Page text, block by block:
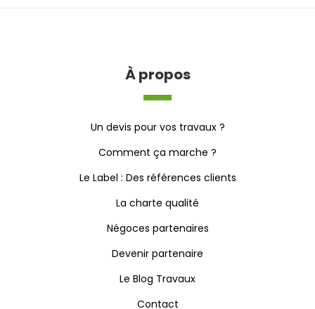
À propos
Un devis pour vos travaux ?
Comment ça marche ?
Le Label : Des références clients
La charte qualité
Négoces partenaires
Devenir partenaire
Le Blog Travaux
Contact